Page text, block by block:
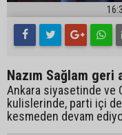
Nazım Sağlam geri
Ankara siyasetinde ve
kulislerinde, parti içi
kesmeden devam